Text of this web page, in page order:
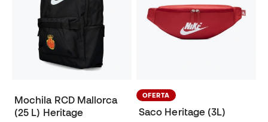
Mochila RCD Mallorca
(25 L) Heritage
OFERTA
Saco Heritage (3L)